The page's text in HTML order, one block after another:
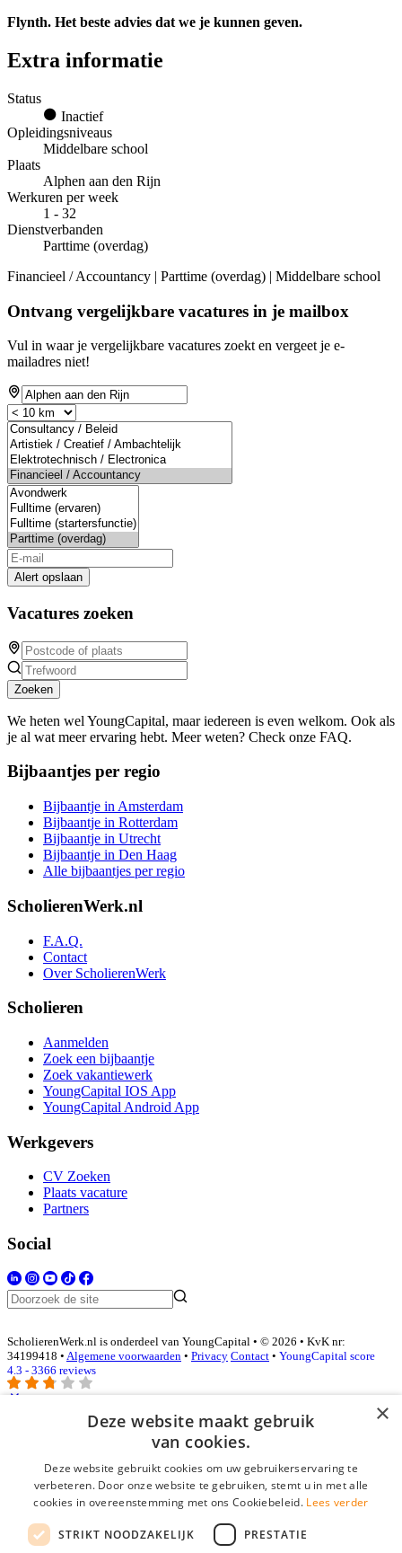
Flynth. Het beste advies dat we je kunnen geven.
Extra informatie
Status
Inactief
Opleidingsniveaus
Middelbare school
Plaats
Alphen aan den Rijn
Werkuren per week
1 - 32
Dienstverbanden
Parttime (overdag)
Financieel / Accountancy | Parttime (overdag) | Middelbare school
Ontvang vergelijkbare vacatures in je mailbox
Vul in waar je vergelijkbare vacatures zoekt en vergeet je e-
mailadres niet!
Alert opslaan
Vacatures zoeken
Zoeken
We heten wel YoungCapital, maar iedereen is even welkom. Ook als
je al wat meer ervaring hebt. Meer weten? Check onze FAQ.
Bijbaantjes per regio
Bijbaantje in Amsterdam
Bijbaantje in Rotterdam
Bijbaantje in Utrecht
Bijbaantje in Den Haag
Alle bijbaantjes per regio
ScholierenWerk.nl
F.A.Q.
Contact
Over ScholierenWerk
Scholieren
Aanmelden
Zoek een bijbaantje
Zoek vakantiewerk
YoungCapital IOS App
YoungCapital Android App
Werkgevers
CV Zoeken
Plaats vacature
Partners
Social
ScholierenWerk.nl is onderdeel van YoungCapital • © 2026 • KvK nr:
34199418 • Algemene voorwaarden • Privacy Contact • YoungCapital score
4.3 - 3366 reviews
E-mail*
Wachtwoord
login gegevens onthouden
×
Deze website maakt gebruik
van cookies.
Deze website gebruikt cookies om uw gebruikerservaring te
verbeteren. Door onze website te gebruiken, stemt u in met alle
cookies in overeenstemming met ons Cookiebeleid. Lees verder
STRIKT NOODZAKELIJK PRESTATIE